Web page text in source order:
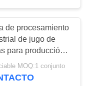
de
de procesamiento
de jugo de
para producción
20-
día
MOQ:1 conjunto